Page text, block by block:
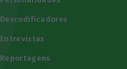
Descodificadores
Entrevistas
Reportagens